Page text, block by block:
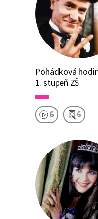
Pohádková
1. stupeň ZŠ
6 6